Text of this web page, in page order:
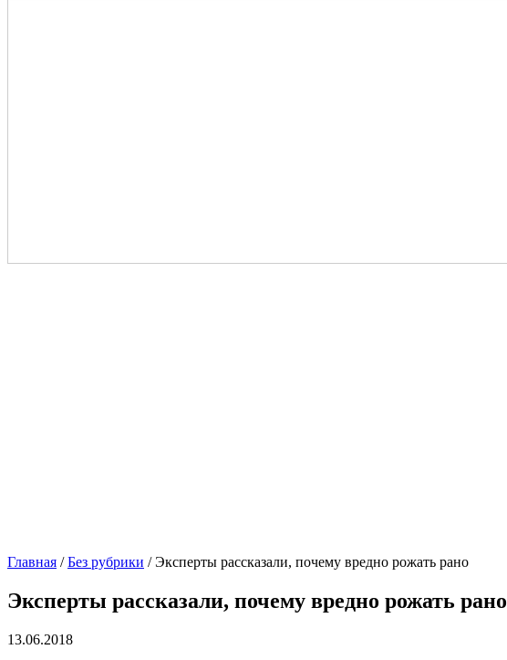
Главная /Без рубрики /Эксперты рассказали, почему вредно рожать рано
Эксперты рассказали, почему вредно рожать рано
13.06.2018